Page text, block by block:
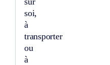
soi,
à
transporter
ou
à